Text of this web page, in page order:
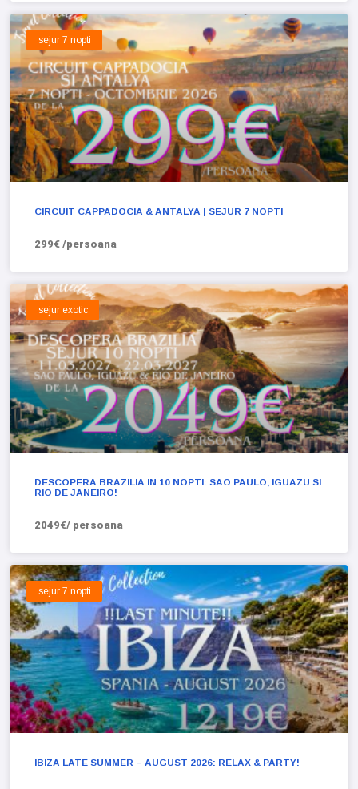
sejur 7 nopti
CIRCUIT CAPPADOCIA & ANTALYA | SEJUR 7 NOPTI
299€ /persoana
sejur exotic
DESCOPERA BRAZILIA IN 10 NOPTI: SAO PAULO, IGUAZU SI
RIO DE JANEIRO!
2049€/ persoana
sejur 7 nopti
IBIZA LATE SUMMER – AUGUST 2026: RELAX & PARTY!